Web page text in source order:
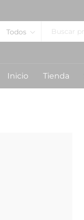
Todos
Inicio Tienda